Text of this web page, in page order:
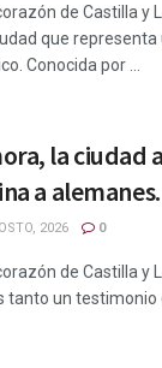
de Castilla y
que
Conocida por ...
la ciudad
a alemanes.
2026 0
de Castilla y
tanto un testimonio